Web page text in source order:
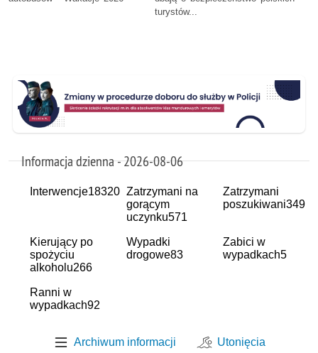
turystów...
Informacja dzienna - 2026-08-06
Interwencje18320 Zatrzymani na
gorącym
uczynku571
Zatrzymani
poszukiwani349
Kierujący po
spożyciu
alkoholu266
Wypadki
drogowe83
Zabici w
wypadkach5
Ranni w
wypadkach92
Archiwum informacji Utonięcia